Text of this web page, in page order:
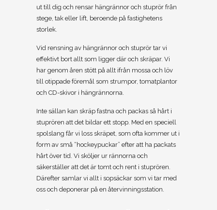
ut till dig och rensar hängrännor och stuprör från
stege, tak eller lift, beroende på fastighetens
storlek.
Vid rensning av hängrännor och stuprör tar vi
effektivt bort allt som ligger där och skräpar. Vi
har genom åren stött på allt ifrån mossa och löv
till otippade föremål som strumpor, tomatplantor
och CD-skivor i hängrännorna.
Inte sällan kan skräp fastna och packas så hårt i
stuprören att det bildar ett stopp. Med en speciell
spolslang får vi loss skräpet, som ofta kommer ut i
form av små “hockeypuckar” efter att ha packats
hårt över tid. Vi sköljer ur rännorna och
säkerställer att det är tomt och rent i stuprören.
Därefter samlar vi allt i sopsäckar som vi tar med
oss och deponerar på en återvinningsstation.